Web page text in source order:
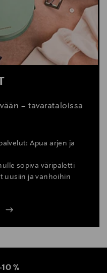
– tavarataloissa
Apua arjen ja
sopiva väripaletti
uusiin ja vanhoihin
10 %